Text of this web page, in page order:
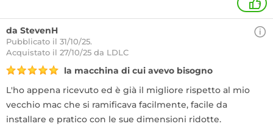
+
da StevenH
Pubblicato il 31/10/25.
Acquistato il 27/10/25 da LDLC
la macchina di cui avevo bisogno
L'ho appena ricevuto ed è già il migliore rispetto al mio
vecchio mac che si ramificava facilmente, facile da
installare e pratico con le sue dimensioni ridotte.